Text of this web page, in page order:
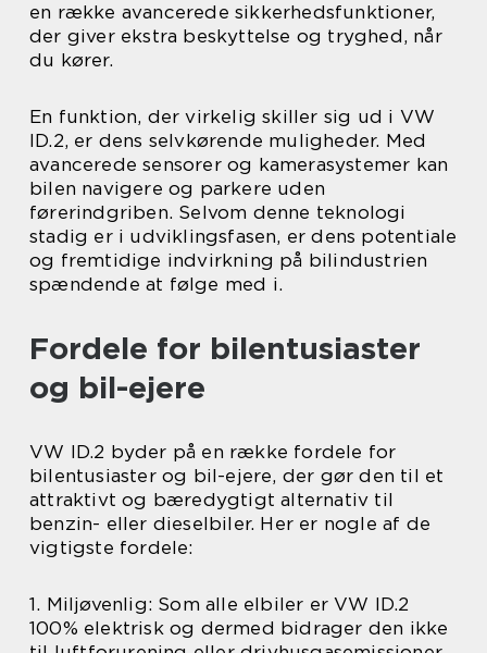
en række avancerede sikkerhedsfunktioner,
der giver ekstra beskyttelse og tryghed, når
du kører.
En funktion, der virkelig skiller sig ud i VW
ID.2, er dens selvkørende muligheder. Med
avancerede sensorer og kamerasystemer kan
bilen navigere og parkere uden
førerindgriben. Selvom denne teknologi
stadig er i udviklingsfasen, er dens potentiale
og fremtidige indvirkning på bilindustrien
spændende at følge med i.
Fordele for bilentusiaster
og bil-ejere
VW ID.2 byder på en række fordele for
bilentusiaster og bil-ejere, der gør den til et
attraktivt og bæredygtigt alternativ til
benzin- eller dieselbiler. Her er nogle af de
vigtigste fordele:
1. Miljøvenlig: Som alle elbiler er VW ID.2
100% elektrisk og dermed bidrager den ikke